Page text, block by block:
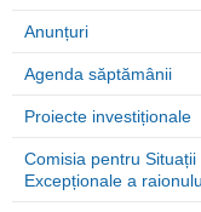
Anunțuri
Agenda săptămânii
Proiecte investiționale
Comisia pentru Situații
Excepționale a